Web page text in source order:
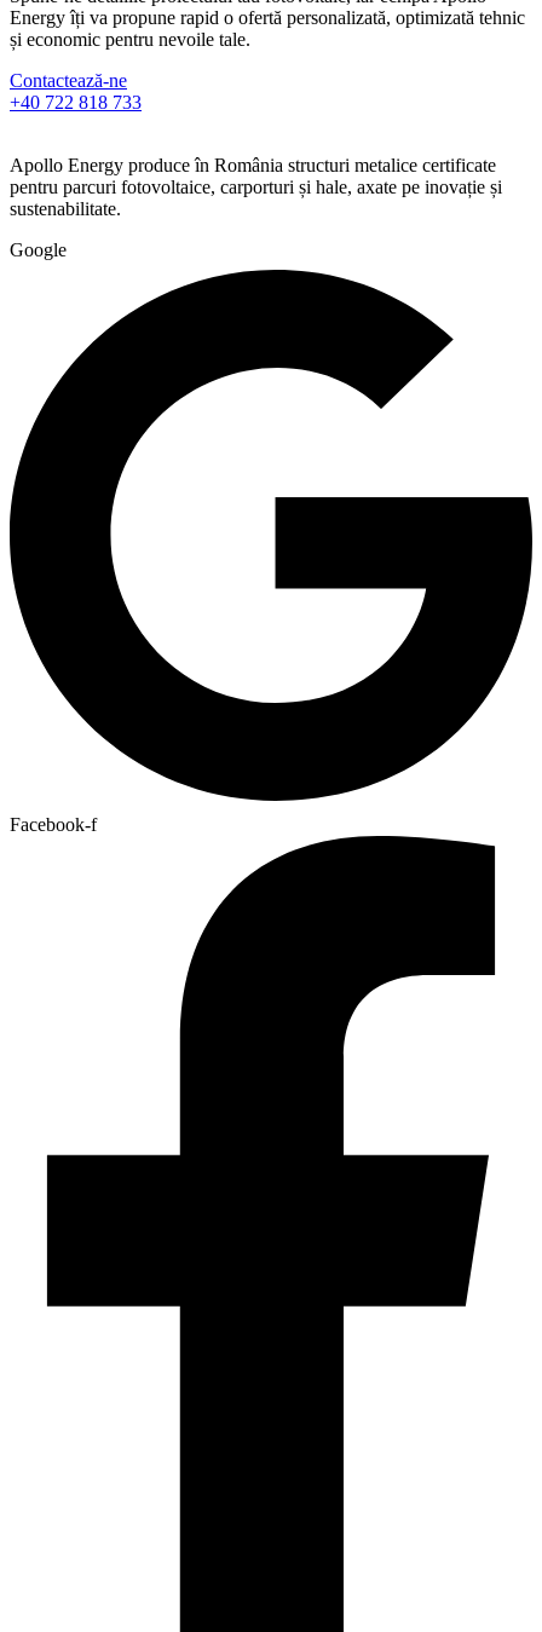
Energy îți va propune rapid o ofertă personalizată, optimizată tehnic
și economic pentru nevoile tale.
Contactează-ne
+40 722 818 733
Apollo Energy produce în România structuri metalice certificate
pentru parcuri fotovoltaice, carporturi și hale, axate pe inovație și
sustenabilitate.
Google
Facebook-f